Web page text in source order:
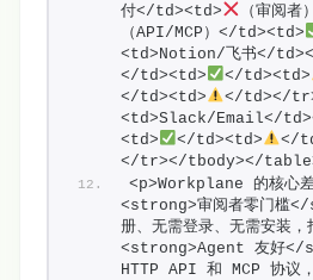
付</td><td>
（审阅
（API/MCP）</td><td>
<td>Notion/飞书</
</td><td>
</td><td>
</td><td>
</td></
<td>Slack/Email</
<td>
</td><td> </
</tr></tbody></
<p>Workplane 的核心差
<strong>审阅者零门槛
册、无需登录、无需安装，
<strong>Agent 友好</
HTTP API 和 MCP 协议